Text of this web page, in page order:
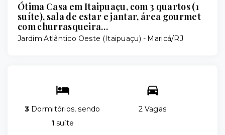
Ótima Casa em Itaipuaçu, com 3 quartos (1
suíte), sala de estar e jantar, área gourmet
com churrasqueira…
Jardim Atlântico Oeste (Itaipuaçu) - Maricá/RJ
3 Dormitórios, sendo
1 suíte
2 Vagas